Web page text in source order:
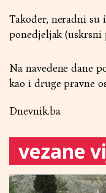
Također, neradni su
ponedjeljak (uskrsni
Na navedene dane
kao i druge pravne
Dnevnik.ba
vezane